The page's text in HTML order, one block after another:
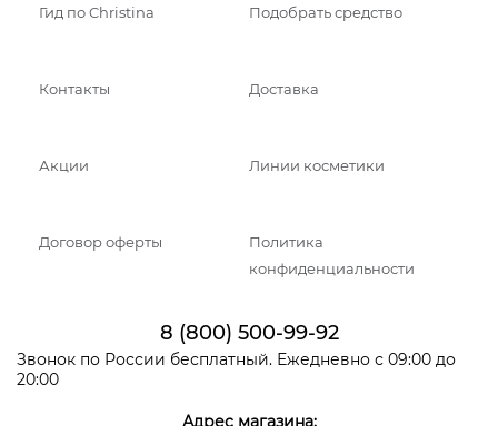
Гид по Christina Подобрать средство
Контакты Доставка
Акции Линии косметики
Договор оферты
Политика
конфиденциальности
8 (800) 500-99-92
Звонок по России бесплатный. Ежедневно с 09:00 до
20:00
Адрес магазина: